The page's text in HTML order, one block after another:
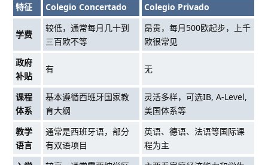
特征 Colegio Concertado Colegio Privado
学费
较低，通常每月几十到
三百欧不等
昂贵，每月500欧起步，上千
欧很常见
政府
补贴
有 无
课程
体系
基本遵循西班牙国家教
育大纲
灵活多样，可选IB, A-Level,
美国体系等
教学
语言
通常是西班牙语，部分
有双语项目
英语、德语、法语等国际课
程为主